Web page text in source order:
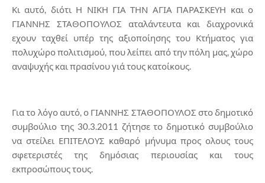
Κι αυτό, διότι Η ΝΙΚΗ ΓΙΑ ΤΗΝ ΑΓΙΑ ΠΑΡΑΣΚΕΥΗ και ο
ΓΙΑΝΝΗΣ ΣΤΑΘΟΠΟΥΛΟΣ αταλάντευτα και διαχρονικά
εχουν ταχθεί υπέρ της αξιοποίησης του Κτήματος για
πολυχώρο πολιτισμού, που λείπει από την πόλη μας, χώρο
αναψυχής και πρασίνου γιά τους κατοίκους.
Για το λόγο αυτό, ο ΓΙΑΝΝΗΣ ΣΤΑΘΟΠΟΥΛΟΣ στο δημοτικό
συμβούλιο της 30.3.2011 ζήτησε το δημοτικό συμβούλιο
να στείλει ΕΠΙΤΕΛΟΥΣ καθαρό μήνυμα προς ολους τους
σφετεριστές της δημόσιας περιουσίας και τους
εκπροσώπους τους.